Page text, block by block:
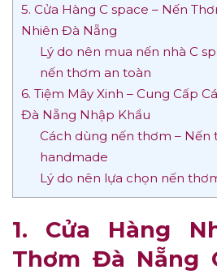
5. Cửa Hàng C space – Nến
Nhiên Đà Nẵng
Lý do nên mua nến nhà C
nến thơm an toàn
6. Tiệm Mây Xinh – Cung Cấp
Đà Nẵng Nhập Khẩu
Cách dùng nến thơm –
handmade
Lý do nên lựa chọn nến
1. Cửa Hàng
Thơm Đà Nẵng